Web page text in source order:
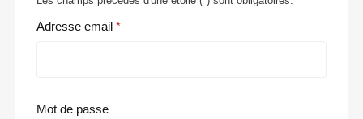
Adresse email
Mot de passe